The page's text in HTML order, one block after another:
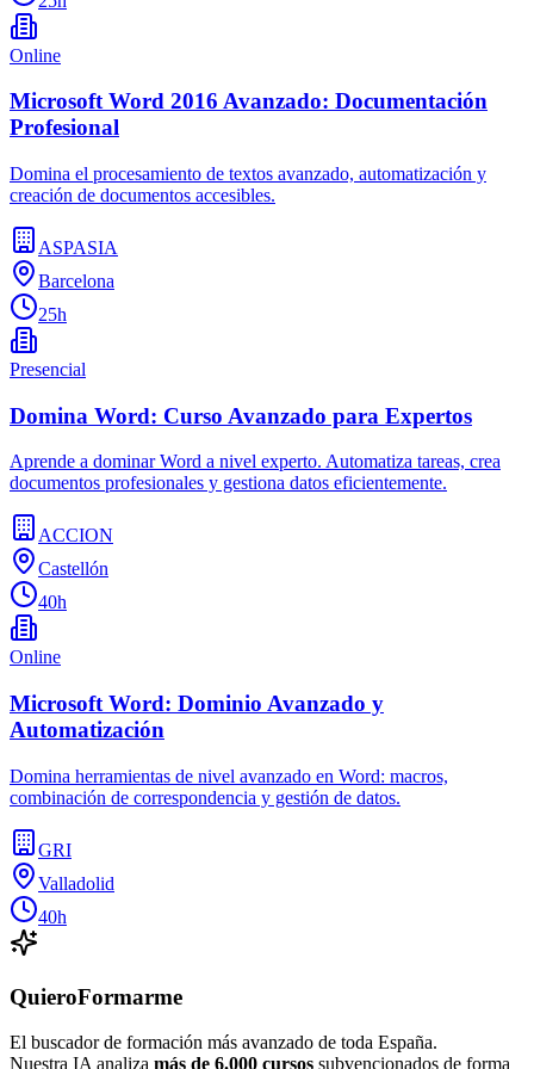
Online
Microsoft Word 2016 Avanzado: Documentación
Profesional
Domina el procesamiento de textos avanzado, automatización y
creación de documentos accesibles.
ASPASIA
Barcelona
25h
Presencial
Domina Word: Curso Avanzado para Expertos
Aprende a dominar Word a nivel experto. Automatiza tareas, crea
documentos profesionales y gestiona datos eficientemente.
ACCION
Castellón
40h
Online
Microsoft Word: Dominio Avanzado y
Automatización
Domina herramientas de nivel avanzado en Word: macros,
combinación de correspondencia y gestión de datos.
GRI
Valladolid
40h
QuieroFormarme
El buscador de formación más avanzado de toda España.
Nuestra IA analiza más de 6.000 cursos subvencionados de forma